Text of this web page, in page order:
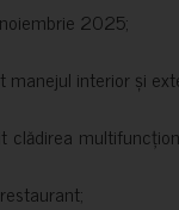
2025;
manejul interior și
clădirea